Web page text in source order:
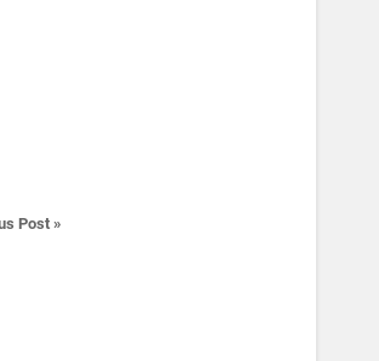
Post »